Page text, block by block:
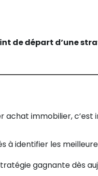
de départ d’une
immobilier, c’est
à identifier les
gagnante dès